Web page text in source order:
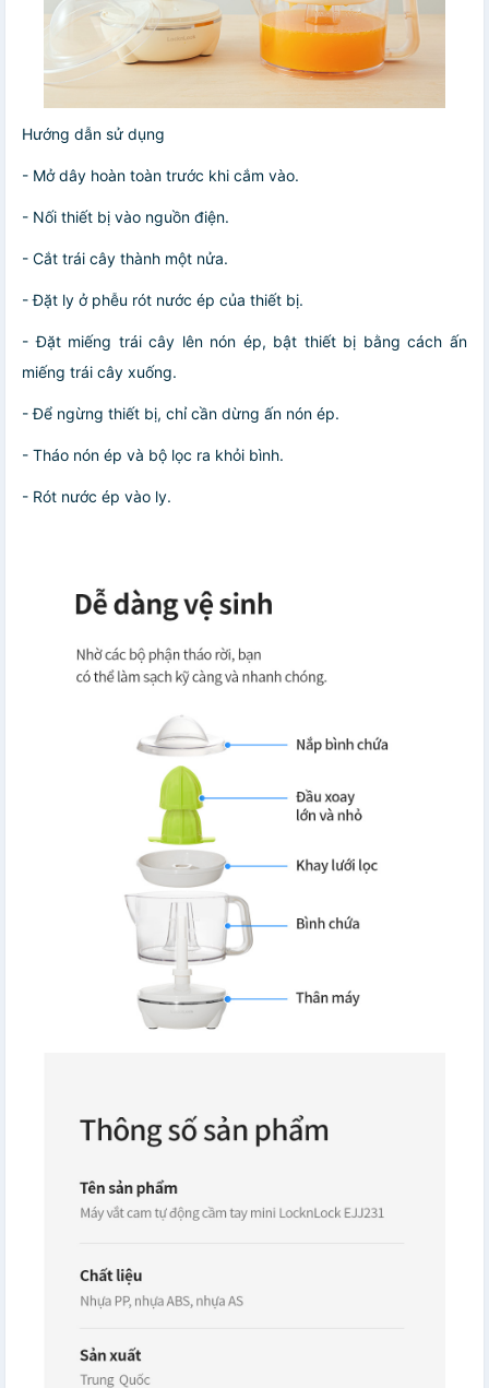
Hướng dẫn sử dụng
- Mở dây hoàn toàn trước khi cắm vào.
- Nối thiết bị vào nguồn điện.
- Cắt trái cây thành một nửa.
- Đặt ly ở phễu rót nước ép của thiết bị.
- Đặt miếng trái cây lên nón ép, bật thiết bị bằng cách ấn
miếng trái cây xuống.
- Để ngừng thiết bị, chỉ cần dừng ấn nón ép.
- Tháo nón ép và bộ lọc ra khỏi bình.
- Rót nước ép vào ly.